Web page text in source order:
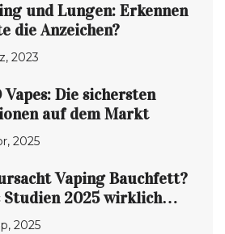
und Lungen: Erkennen
die Anzeichen?
2023
Vapes: Die sichersten
auf dem Markt
2025
Vaping Bauchfett?
Studien 2025 wirklich
2025